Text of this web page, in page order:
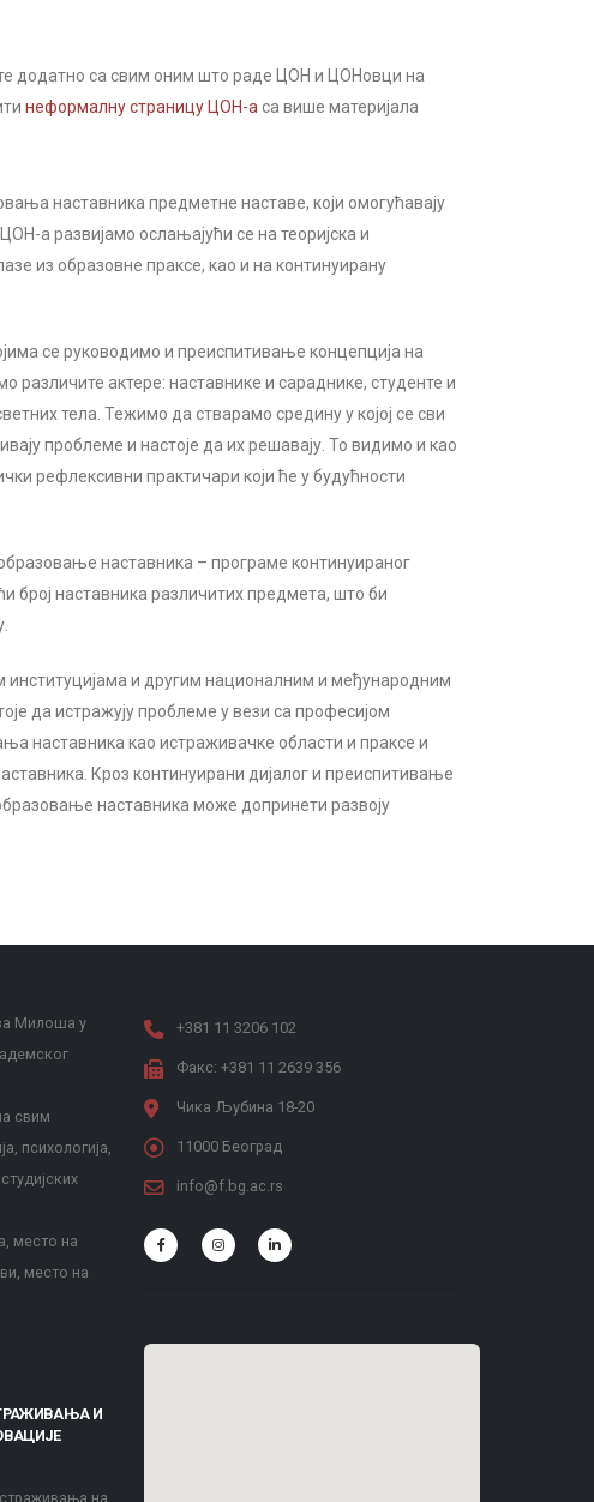
додатно са свим оним што раде ЦОН и ЦОНовци на
неформалну страницу ЦОН-а са више материјала
наставника предметне наставе, који омогућавају
а развијамо ослањајући се на теоријска и
из образовне праксе, као и на континуирану
се руководимо и преиспитивање концепција на
различите актере: наставнике и сараднике, студенте и
тела. Тежимо да стварамо средину у којој се сви
проблеме и настоје да их решавају. То видимо и као
рефлексивни практичари који ће у будућности
наставника – програме континуираног
број наставника различитих предмета, што би
и другим националним и међународним
да истражују проблеме у вези са професијом
наставника као истраживачке области и праксе и
Кроз континуирани дијалог и преиспитивање
наставника може допринети развоју
Милоша у
свим
психологија,
место на
место на
И
на
+381 11 3206 102
Факс: +381 11 2639 356
Чика Љубина 18-20
11000 Београд
info@f.bg.ac.rs